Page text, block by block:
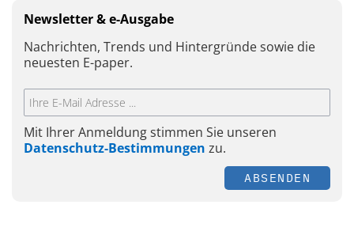
Newsletter & e-Ausgabe
Nachrichten, Trends und Hintergründe sowie die
neuesten E-paper.
Mit Ihrer Anmeldung stimmen Sie unseren
Datenschutz-Bestimmungen zu.
ABSENDEN